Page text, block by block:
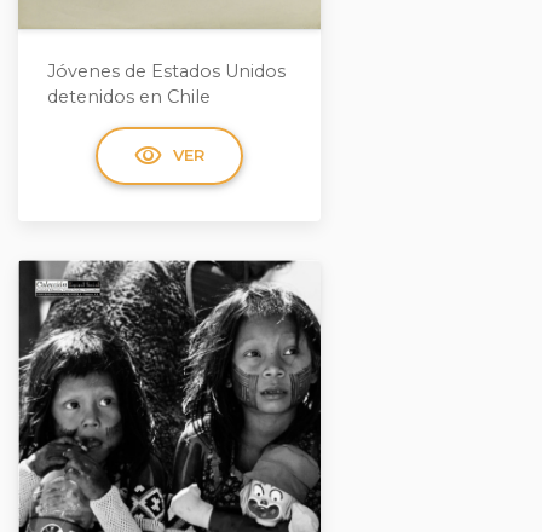
Jóvenes de Estados Unidos
detenidos en Chile
visibility VER